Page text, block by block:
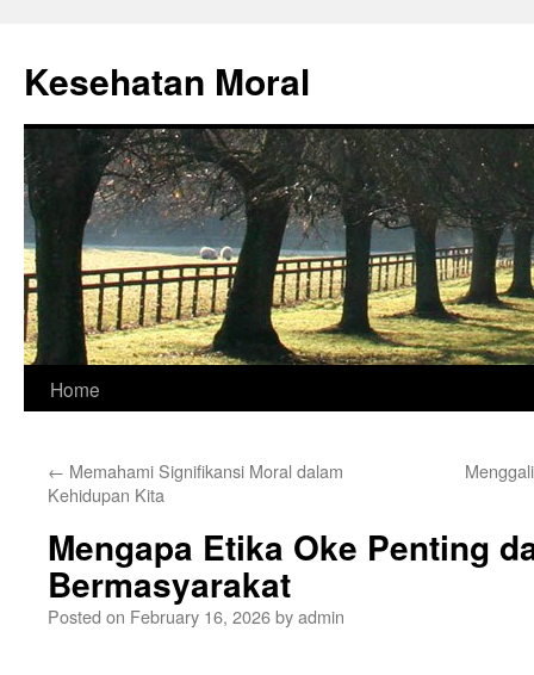
content
Kesehatan Moral
Home
← Memahami Signifikansi Moral dalam
Kehidupan Kita
Mengapa Etika Oke Penting
Bermasyarakat
Posted on February 16, 2026byadmin